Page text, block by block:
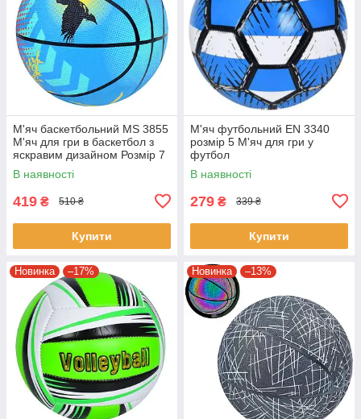
М'яч баскетбольний MS 3855
М'яч для гри в баскетбол з
яскравим дизайном Розмір 7
В наявності
419 ₴ 510 ₴
Купити
М'яч футбольний EN 3340
розмір 5 М'яч для гри у
футбол
В наявності
279 ₴ 339 ₴
Купити
Новинка –17% Новинка –13%